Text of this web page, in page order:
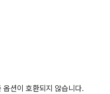
션이 호환되지 않습니다.